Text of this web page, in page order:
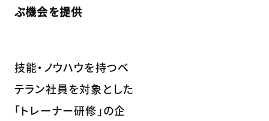
ぶ機会を提供
技能・ノウハウを持つベ
テラン社員を対象とした
「トレーナー研修」の企